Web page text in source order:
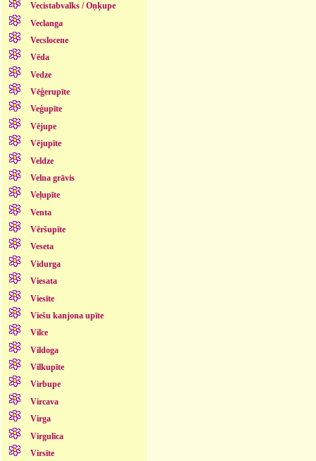
Vecistabvalks / Oņķupe
Veclanga
Vecslocene
Vēda
Vedze
Vēģerupīte
Veģupīte
Vējupe
Vējupīte
Veldze
Velna grāvis
Veļupīte
Venta
Vēršupīte
Veseta
Vidurga
Viesata
Viesīte
Viešu kanjona upīte
Vilce
Vildoga
Vilkupīte
Virbupe
Vircava
Virga
Virgulica
Virsīte